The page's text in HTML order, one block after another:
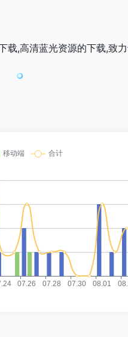
,高清蓝光资源的下载,致